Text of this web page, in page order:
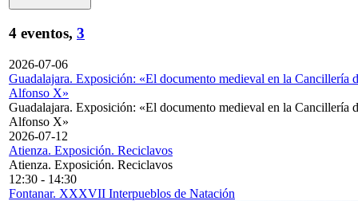
4 eventos, 3
2026-07-06
Guadalajara. Exposición: «El documento medieval en la Cancillería
Alfonso X»
Guadalajara. Exposición: «El documento medieval en la Cancillería
Alfonso X»
2026-07-12
Atienza. Exposición. Reciclavos
Atienza. Exposición. Reciclavos
12:30 - 14:30
Fontanar. XXXVII Interpueblos de Natación